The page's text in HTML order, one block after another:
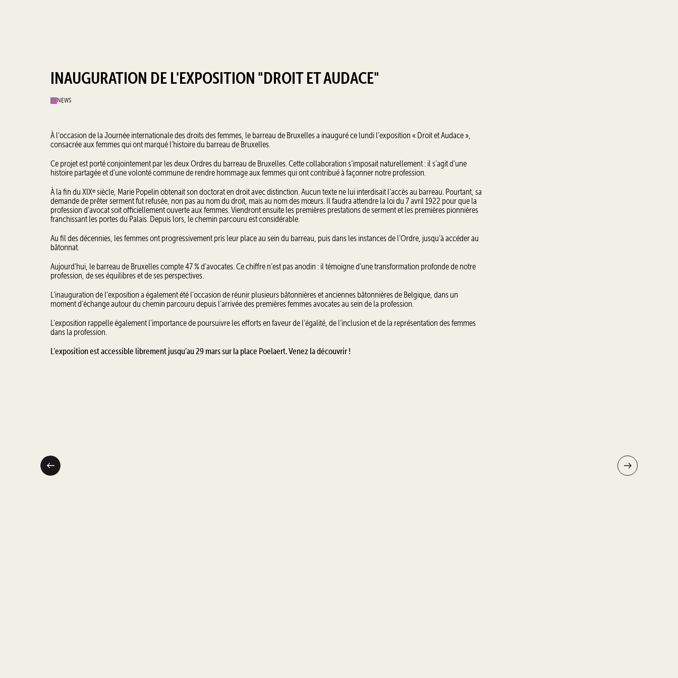
INAUGURATION DE L'EXPOSITION "DROIT ET AUDACE"
NEWS
À l’occasion de la Journée internationale des droits des femmes, le barreau de Bruxelles a inauguré ce lundi l’exposition « Droit et Audace »,
consacrée aux femmes qui ont marqué l’histoire du barreau de Bruxelles.
Ce projet est porté conjointement par les deux Ordres du barreau de Bruxelles. Cette collaboration s’imposait naturellement : il s’agit d’une
histoire partagée et d’une volonté commune de rendre hommage aux femmes qui ont contribué à façonner notre profession.
À la fin du XIXᵉ siècle, Marie Popelin obtenait son doctorat en droit avec distinction. Aucun texte ne lui interdisait l’accès au barreau. Pourtant, sa
demande de prêter serment fut refusée, non pas au nom du droit, mais au nom des mœurs. Il faudra attendre la loi du 7 avril 1922 pour que la
profession d’avocat soit officiellement ouverte aux femmes. Viendront ensuite les premières prestations de serment et les premières pionnières
franchissant les portes du Palais. Depuis lors, le chemin parcouru est considérable.
Au fil des décennies, les femmes ont progressivement pris leur place au sein du barreau, puis dans les instances de l’Ordre, jusqu’à accéder au
bâtonnat.
Aujourd’hui, le barreau de Bruxelles compte 47 % d’avocates. Ce chiffre n’est pas anodin : il témoigne d’une transformation profonde de notre
profession, de ses équilibres et de ses perspectives.
L’inauguration de l’exposition a également été l’occasion de réunir plusieurs bâtonnières et anciennes bâtonnières de Belgique, dans un
moment d’échange autour du chemin parcouru depuis l’arrivée des premières femmes avocates au sein de la profession.
L'exposition rappelle également l’importance de poursuivre les efforts en faveur de l’égalité, de l’inclusion et de la représentation des femmes
dans la profession.
L’exposition est accessible librement jusqu’au 29 mars sur la place Poelaert. Venez la découvrir !